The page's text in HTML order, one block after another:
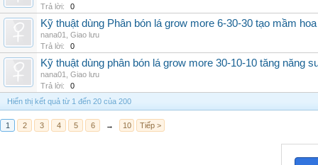
Trả lời:
0
Kỹ thuật dùng Phân bón lá grow more 6-30-30 tạo mầm hoa
nana01
Giao lưu
Trả lời:
0
Kỹ thuật dùng phân bón lá grow more 30-10-10 tăng năng
nana01
Giao lưu
Trả lời:
0
Hiển thị kết quả từ 1 đến 20 của 200
1 2 3 4 5 6 → 10 Tiếp >